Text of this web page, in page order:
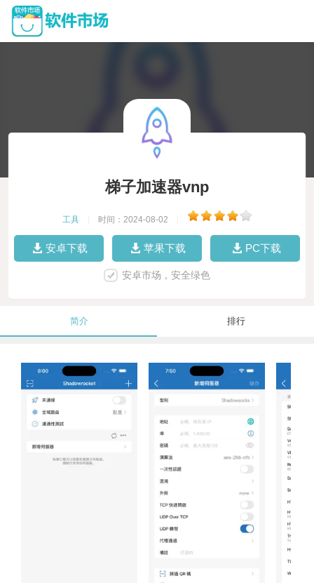
梯子加速器vnp
工具 时间：2024-08-02
安卓下载 苹果下载 PC下载
安卓市场，安全绿色
简介 排行